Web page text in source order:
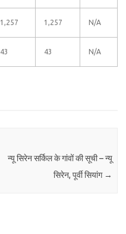
1,257 1,257 N/A
43 43 N/A
न्यू सिरेन सर्किल के गांवों की सूची – न्यू
सिरेन, पूर्वी सियांग →